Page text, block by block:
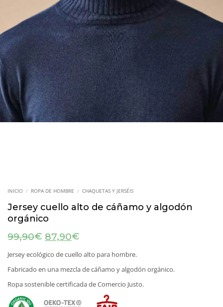
INICIO / ROPA DE HOMBRE / CHAQUETAS Y JERSÉIS
Jersey cuello alto de cáñamo y algodón
orgánico
99,90€ El
precio
original
99,90€.
87,90€
actual
es:
87,90€.
Jersey ecológico de cuello alto para hombre.
Fabricado en una mezcla de cáñamo y algodón orgánico.
Ropa sostenible certificada de Comercio Justo.